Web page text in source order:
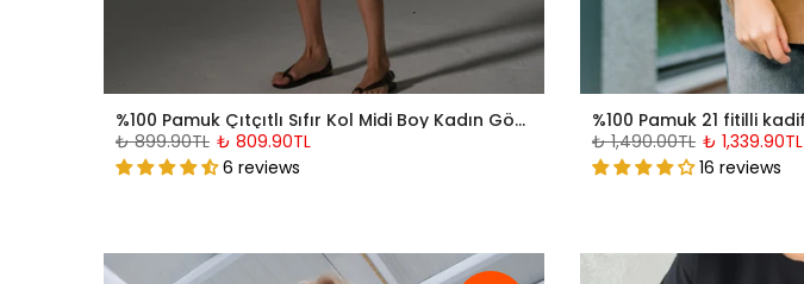
%100 Pamuk Çıtçıtlı Sıfır Kol Midi Boy Kadın Gömlek Elbise @Kandel
₺ 899.90TL ₺ 809.90TL
6 reviews
₺ 1,490.00TL ₺ 1,339.90TL
16 reviews